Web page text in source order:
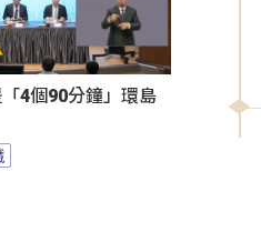
4個90分鐘」環島